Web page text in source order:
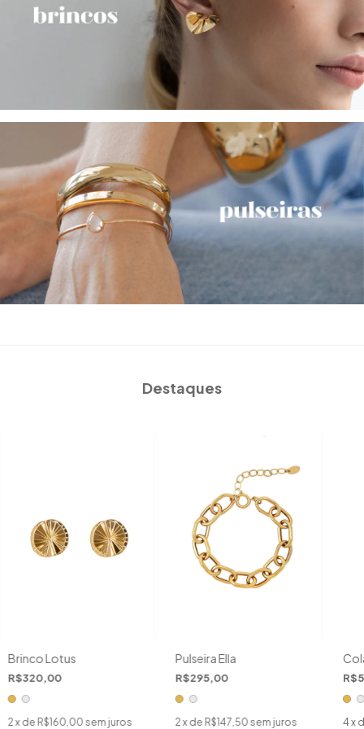
Destaques
Brinco Lotus
R$320,00
2x de R$160,00 sem juros
Pulseira Ella
R$295,00
2x de R$147,50 sem juros 4 x